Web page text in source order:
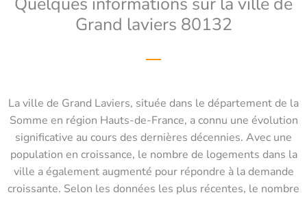
Grand laviers 80132
La ville de Grand Laviers, située dans le département de la
Somme en région Hauts-de-France, a connu une évolution
significative au cours des dernières décennies. Avec une
population en croissance, le nombre de logements dans la
ville a également augmenté pour répondre à la demande
croissante. Selon les données les plus récentes, le nombre